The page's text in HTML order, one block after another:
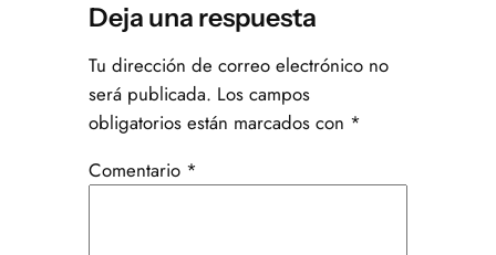
Deja una respuesta
Tu dirección de correo electrónico no
será publicada. Los campos
obligatorios están marcados con *
Comentario *